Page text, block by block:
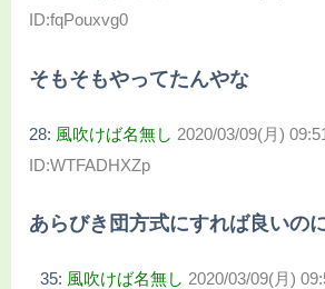
ID:fqPouxvg0
そもそもやってたんやな
28: 風吹けば名無し 2020/03/09(月)
ID:WTFADHXZp
あらびき団方式にすれば良いの
35: 風吹けば名無し 2020/03/09(月)